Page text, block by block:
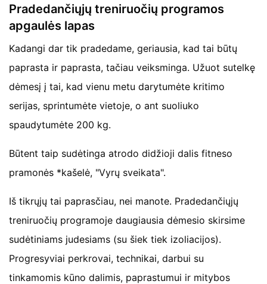
Pradedančiųjų treniruočių programos
apgaulės lapas
Kadangi dar tik pradedame, geriausia, kad tai būtų
paprasta ir paprasta, tačiau veiksminga. Užuot sutelkę
dėmesį į tai, kad vienu metu darytumėte kritimo
serijas, sprintumėte vietoje, o ant suoliuko
spaudytumėte 200 kg.
Būtent taip sudėtinga atrodo didžioji dalis fitneso
pramonės *kašelė, "Vyrų sveikata".
Iš tikrųjų tai paprasčiau, nei manote. Pradedančiųjų
treniruočių programoje daugiausia dėmesio skirsime
sudėtiniams judesiams (su šiek tiek izoliacijos).
Progresyviai perkrovai, technikai, darbui su
tinkamomis kūno dalimis, paprastumui ir mitybos